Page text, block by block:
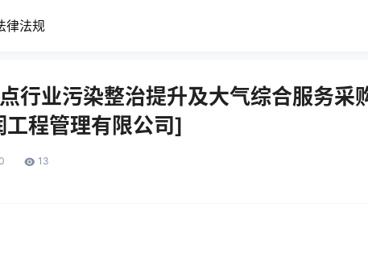
律法规
行业污染整治提升及大气综合服务采
程管理有限公司]
13
概况